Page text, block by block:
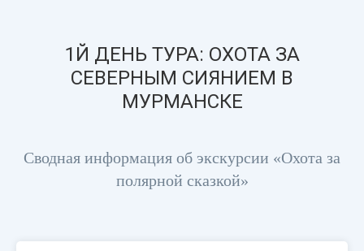
1Й ДЕНЬ ТУРА: ОХОТА ЗА
СЕВЕРНЫМ СИЯНИЕМ В
МУРМАНСКЕ
Сводная информация об экскурсии «Охота за
полярной сказкой»